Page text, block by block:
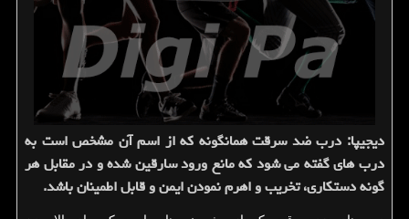
دیجیپا: درب ضد سرقت همانگونه كه از اسم آن مشخص است به
درب های گفته می شود كه مانع ورود سارقین شده و در مقابل هر
گونه دستكاری، تخریب و اهرم نمودن ایمن و قابل اطمینان باشد.